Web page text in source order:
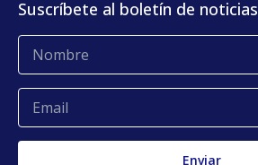
Glosario
Quejas y reclamos
Suscríbete al boletín de noticias